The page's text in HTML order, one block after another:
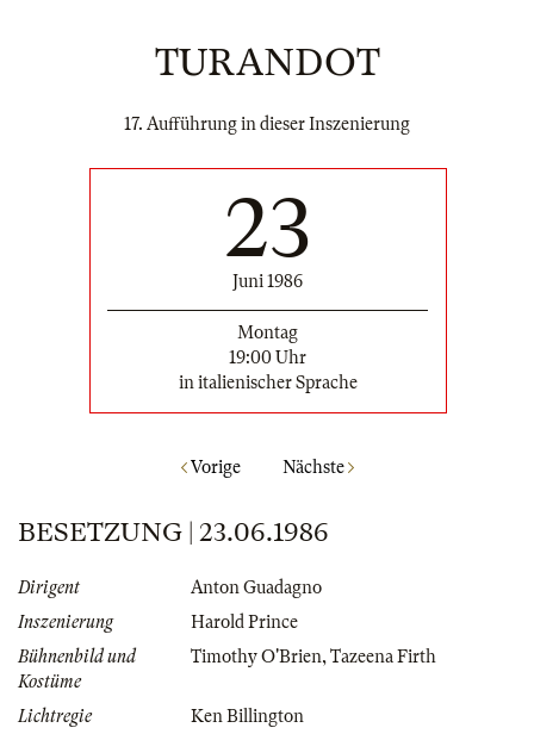
TURANDOT
17. Aufführung in dieser Inszenierung
23
Juni 1986
Montag
19:00 Uhr
in italienischer Sprache
Vorige Nächste
BESETZUNG | 23.06.1986
Dirigent
Anton Guadagno
Inszenierung
Harold Prince
Bühnenbild und
Kostüme
Timothy O'Brien,Tazeena Firth
Lichtregie
Ken Billington